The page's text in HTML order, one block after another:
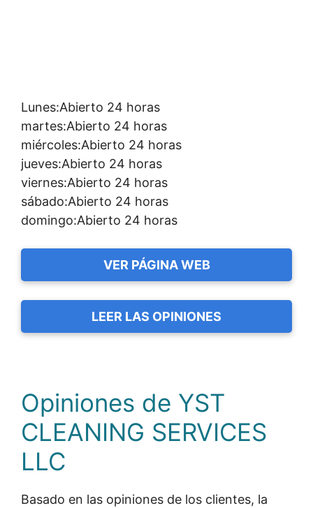
Lunes:Abierto 24 horas
martes:Abierto 24 horas
miércoles:Abierto 24 horas
jueves:Abierto 24 horas
viernes:Abierto 24 horas
sábado:Abierto 24 horas
domingo:Abierto 24 horas
VER PÁGINA WEB
LEER LAS OPINIONES
Opiniones de YST
CLEANING SERVICES
LLC
Basado en las opiniones de los clientes, la